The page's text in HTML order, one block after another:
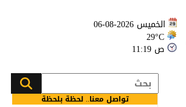
الخميس 2026-08-06
29°C
11:19 ص
تواصل معنا.. لحظة بلحظة